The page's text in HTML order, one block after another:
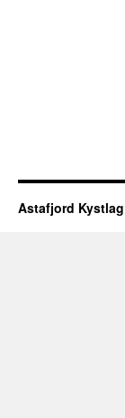
Astafjord Kystlag